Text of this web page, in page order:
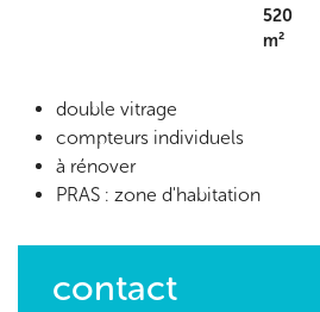
520
m²
double vitrage
compteurs individuels
à rénover
PRAS : zone d'habitation
contact